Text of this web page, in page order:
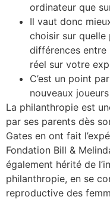
ordinateur que
Il vaut donc
choisir sur quelle
différences entre
réel sur votre
C’est un point
nouveaux
La philanthropie est
par ses parents dès
Gates en ont fait
Fondation Bill &
également hérité de
philanthropie, en se
reproductive des